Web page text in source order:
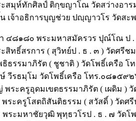
ะสมุห์ทักศิลป์ ติกฺขญาโณ วัดสว่างอ
น เจ้าอธิการบุญช่วย ปญฺญาวโร วัดส
า ๔๘๑๘๐ พระมหาสมัครวร ปุณ์โณ
ะสิทธิ์สรการ ( สุวิทย์ป . ธ . ๓ ) วัดศรี
ธิธรรมาภิรัต ( ชูชาติ ) วัดโพธิ์เครือ
ษ์ วีรธมฺโม วัดโพธิ์เครือ โทร.๐๘๑๕๙
ระครูอุดมเขตธรรมาภิรัต ( เผดิม )
พระครูโสตถิสันติธรรม ( สวัสดิ์ ) วั
พระมหาชัยวุฒิ พุทฺธวโรป . ธ . ๗ วั